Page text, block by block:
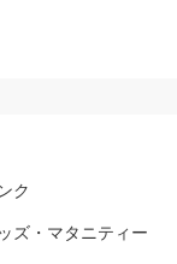
ク
ズ・マタニティー